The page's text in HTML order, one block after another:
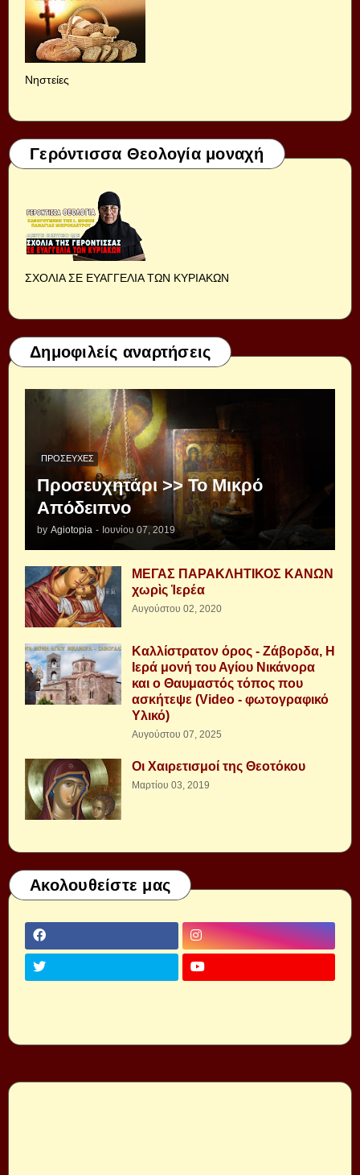
Νηστείες
Γερόντισσα Θεολογία μοναχή
ΣΧΟΛΙΑ ΣΕ ΕΥΑΓΓΕΛΙΑ ΤΩΝ ΚΥΡΙΑΚΩΝ
Δημοφιλείς αναρτήσεις
ΠΡΟΣΕΥΧΈΣ
Προσευχητάρι >> Το Μικρό
Απόδειπνο
by Agiotopia - Ιουνίου 07, 2019
ΜΕΓΑΣ ΠΑΡΑΚΛΗΤΙΚΟΣ ΚΑΝΩΝ
χωρὶς Ἱερέα
Αυγούστου 02, 2020
Καλλίστρατον όρος - Ζάβορδα, Η
Ιερά μονή του Αγίου Νικάνορα
και ο Θαυμαστός τόπος που
ασκήτεψε (Video - φωτογραφικό
Υλικό)
Αυγούστου 07, 2025
Οι Χαιρετισμοί της Θεοτόκου
Μαρτίου 03, 2019
Ακολουθείστε μας